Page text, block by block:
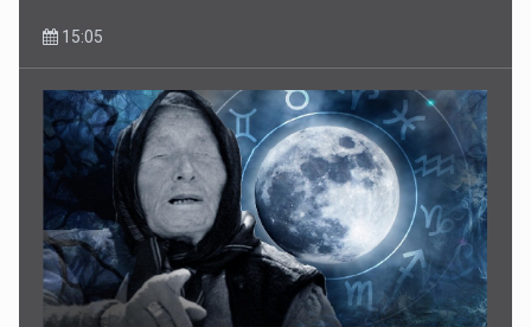
15:05